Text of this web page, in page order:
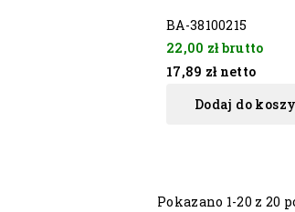
BA-38100215
22,00 złbrutto
17,89 zł netto
Dodaj do
Pokazano 1-20 z 20